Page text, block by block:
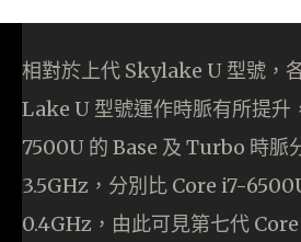
相對於上代 Skylake U 型號，
Lake U 型號運作時脈有所提升
7500U 的 Base 及 Turbo 時脈
3.5GHz，分別比 Core i7-
0.4GHz，由此可見第七代 Core